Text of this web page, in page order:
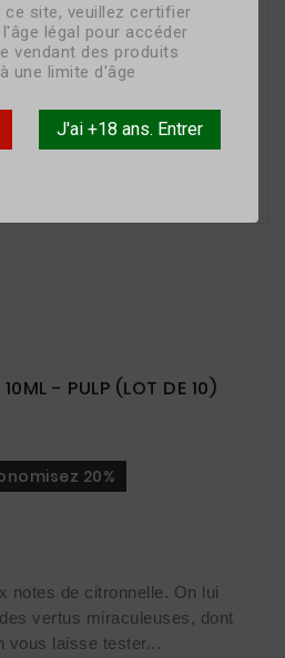
ce site, veuillez certifier
légal pour accéder
vendant des produits
une limite d'âge
J'ai +18 ans. Entrer
- PULP (LOT DE 10)
20%
notes de citronnelle. On lui
vertus miraculeuses, dont
vous laisse tester...